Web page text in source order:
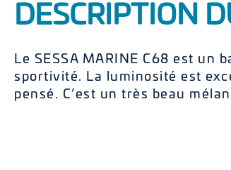
DESCRIPTION
Le SESSA MARINE C68 est un
sportivité. La luminosité est
pensé. C’est un très beau